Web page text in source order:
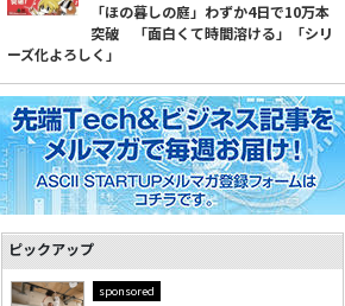
「ほの暮しの庭」わずか4日で10万本
突破 「面白くて時間溶ける」「シリ
ーズ化よろしく」
ピックアップ
sponsored